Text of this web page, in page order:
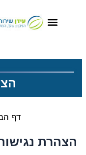
דף
הצהרת